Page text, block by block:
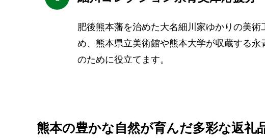
肥後熊本藩を治めた大名細川家ゆかりの美
め、熊本県立美術館や熊本大学が収蔵する
のために役立てます。
熊本の豊かな自然が育んだ多彩な返礼